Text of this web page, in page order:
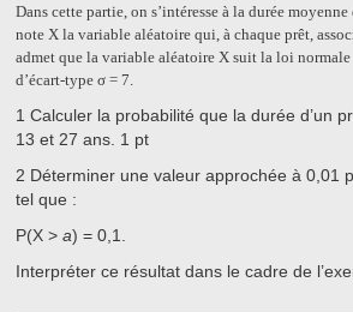
Dans cette partie, on s’intéresse à la durée
note X la variable aléatoire qui, à chaque prêt,
admet que la variable aléatoire X suit la loi normale
d’écart-typeσ = 7
1 Calculer la probabilité que la durée d’un
13 et 27 ans. 1 pt
2 Déterminer une valeur approchée à 0,01
tel que :
P(X >a) = 0,1
Interpréter ce résultat dans le cadre de